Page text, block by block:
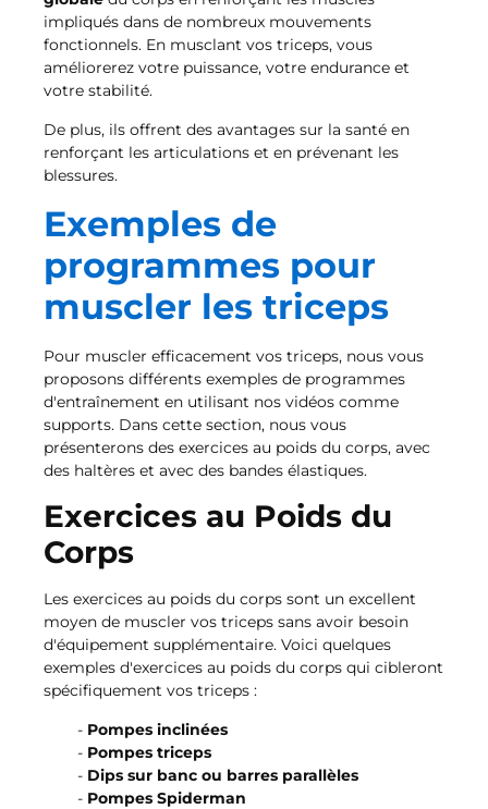
impliqués dans de nombreux mouvements
fonctionnels. En musclant vos triceps, vous
améliorerez votre puissance, votre endurance et
votre stabilité.
De plus, ils offrent des avantages sur la santé en
renforçant les articulations et en prévenant les
blessures.
Exemples de
programmes pour
muscler les triceps
Pour muscler efficacement vos triceps, nous vous
proposons différents exemples de programmes
d'entraînement en utilisant nos vidéos comme
supports. Dans cette section, nous vous
présenterons des exercices au poids du corps, avec
des haltères et avec des bandes élastiques.
Exercices au Poids du
Corps
Les exercices au poids du corps sont un excellent
moyen de muscler vos triceps sans avoir besoin
d'équipement supplémentaire. Voici quelques
exemples d'exercices au poids du corps qui cibleront
spécifiquement vos triceps :
Pompes inclinées
Pompes triceps
Dips sur banc ou barres parallèles
Pompes Spiderman